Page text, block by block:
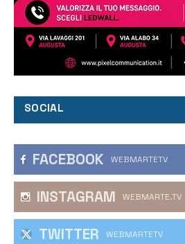
SOCIAL
FACEBOOK WEBMARTETV
INSTAGRAM WEBMARTE.TV
TWITTER WEBMARTETV